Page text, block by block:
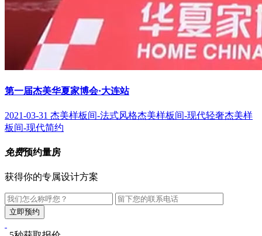
第一届杰美华夏家博会·大连站
2021-03-31 杰美样板间-法式风格杰美样板间-现代轻奢杰美样
板间-现代简约
免费预约量房
获得你的专属设计方案